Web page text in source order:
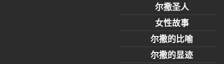
尔撒圣人
女性故事
尔撒的比喻
尔撒的显迹